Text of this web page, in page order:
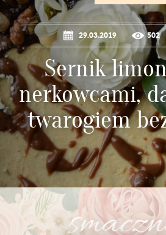
29.03.2019 502
Sernik
nerkowcami,
twarogiem